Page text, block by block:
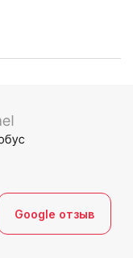
Google отзыв